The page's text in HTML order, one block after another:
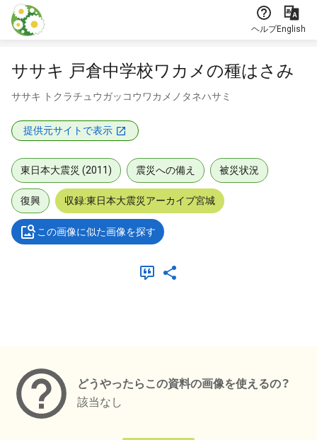
本文に飛ぶ
ヘルプEnglish
ササキ 戸倉中学校ワカメの種はさみ
ササキ トクラチュウガッコウワカメノタネハサミ
提供元サイトで表示
東日本大震災 (2011) 震災への備え 被災状況
復興 収録:東日本大震災アーカイブ宮城
この画像に似た画像を探す
どうやったらこの資料の画像を使えるの？
該当なし